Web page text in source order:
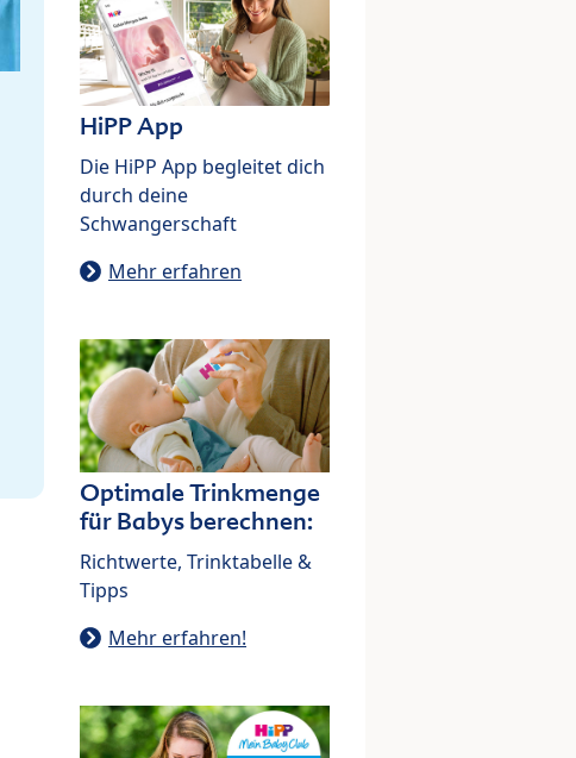
HiPP App
Die HiPP App begleitet dich
durch deine
Schwangerschaft
Mehr erfahren
Optimale Trinkmenge
für Babys berechnen:
Richtwerte, Trinktabelle &
Tipps
Mehr erfahren!